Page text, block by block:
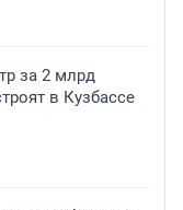
за 2 млрд
в Кузбассе